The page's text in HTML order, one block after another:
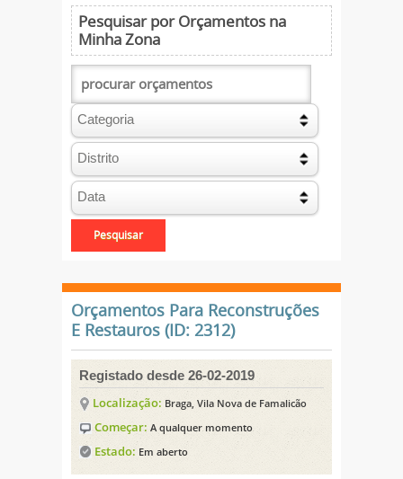
Pesquisar por Orçamentos na
Minha Zona
Orçamentos Para Reconstruções
E Restauros (ID: 2312)
Registado desde 26-02-2019
Localização: Braga, Vila Nova de Famalicão
Começar: A qualquer momento
Estado: Em aberto